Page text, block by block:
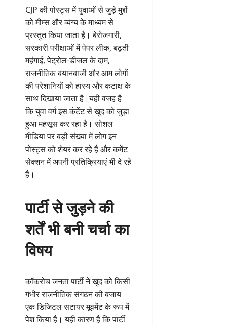
CJP की पोस्ट्स में युवाओं से जुड़े मुद्दों
को मीम्स और व्यंग्य के माध्यम से
प्रस्तुत किया जाता है। बेरोजगारी,
सरकारी परीक्षाओं में पेपर लीक, बढ़ती
महंगाई, पेट्रोल-डीजल के दाम,
राजनीतिक बयानबाजी और आम लोगों
की परेशानियों को हास्य और कटाक्ष के
साथ दिखाया जाता है।यही वजह है
कि युवा वर्ग इस कंटेंट से खुद को जुड़ा
हुआ महसूस कर रहा है। सोशल
मीडिया पर बड़ी संख्या में लोग इन
पोस्ट्स को शेयर कर रहे हैं और कमेंट
सेक्शन में अपनी प्रतिक्रियाएं भी दे रहे
हैं।
पार्टी से जुड़ने की
शर्तें भी बनी चर्चा का
विषय
कॉकरोच जनता पार्टी ने खुद को किसी
गंभीर राजनीतिक संगठन की बजाय
एक डिजिटल सटायर मूवमेंट के रूप में
पेश किया है। यही कारण है कि पार्टी